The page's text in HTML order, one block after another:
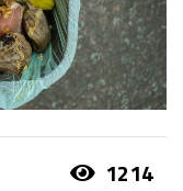
1214